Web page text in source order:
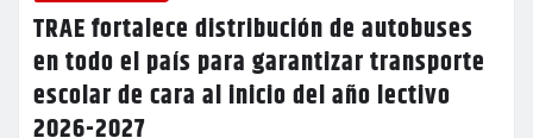
TRAE fortalece distribución de autobuses
en todo el país para garantizar transporte
escolar de cara al inicio del año lectivo
2026-2027